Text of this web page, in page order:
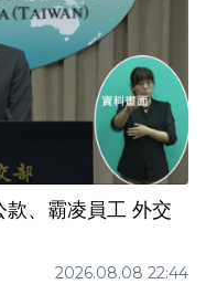
、霸凌員工 外交
2026.08.08 22:44